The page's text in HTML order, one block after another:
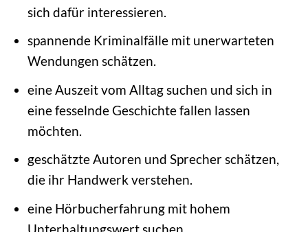
sich dafür interessieren.
spannende Kriminalfälle mit unerwarteten
Wendungen schätzen.
eine Auszeit vom Alltag suchen und sich in
eine fesselnde Geschichte fallen lassen
möchten.
geschätzte Autoren und Sprecher schätzen,
die ihr Handwerk verstehen.
eine Hörbucherfahrung mit hohem